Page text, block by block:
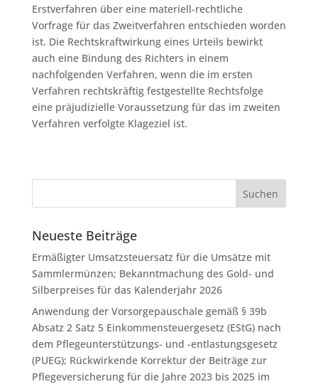
Erstverfahren über eine materiell-rechtliche
Vorfrage für das Zweitverfahren entschieden worden
ist. Die Rechtskraftwirkung eines Urteils bewirkt
auch eine Bindung des Richters in einem
nachfolgenden Verfahren, wenn die im ersten
Verfahren rechtskräftig festgestellte Rechtsfolge
eine präjudizielle Voraussetzung für das im zweiten
Verfahren verfolgte Klageziel ist.
Neueste Beiträge
Ermäßigter Umsatzsteuersatz für die Umsätze mit
Sammlermünzen; Bekanntmachung des Gold- und
Silberpreises für das Kalenderjahr 2026
Anwendung der Vorsorgepauschale gemäß § 39b
Absatz 2 Satz 5 Einkommensteuergesetz (EStG) nach
dem Pflegeunterstützungs- und -entlastungsgesetz
(PUEG); Rückwirkende Korrektur der Beiträge zur
Pflegeversicherung für die Jahre 2023 bis 2025 im